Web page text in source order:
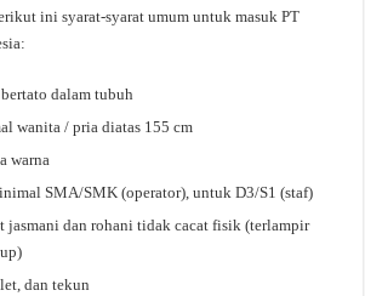
ini syarat-syarat umum untuk masuk PT
dalam tubuh
wanita / pria diatas 155 cm
warna
SMA/SMK (operator), untuk D3/S1 (staf)
jasmani dan rohani tidak cacat fisik (terlampir
dan tekun